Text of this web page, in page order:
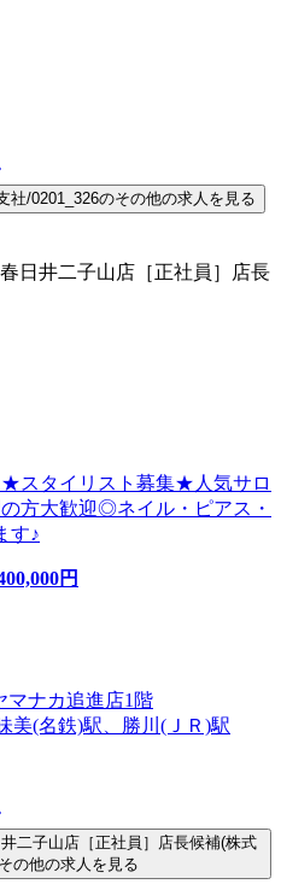
/0201_326のその他の求人を見る
日井二子山店［正社員］店長
★スタイリスト募集★人気サロ
方大歓迎◎ネイル・ピアス・
す♪
円
マナカ追進店1階
美(名鉄)駅、勝川(ＪＲ)駅
二子山店［正社員］店長候補(株式
の他の求人を見る